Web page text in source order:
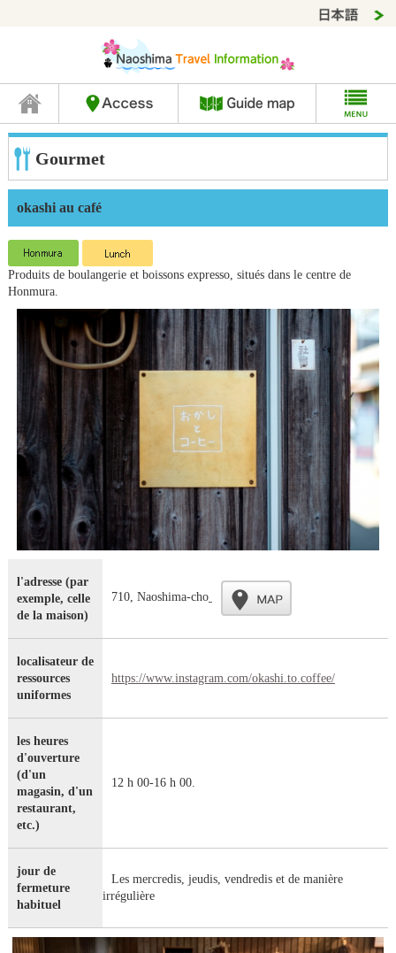
Gourmet
okashi au café
Produits de boulangerie et boissons expresso, situés dans le centre de
Honmura.
l'adresse (par
exemple, celle
de la maison)
710, Naoshima-cho
localisateur de
ressources
uniformes
https://www.instagram.com/okashi.to.coffee/
les heures
d'ouverture
(d'un
magasin, d'un
restaurant,
etc.)
12 h 00-16 h 00.
jour de
fermeture
habituel
Les mercredis, jeudis, vendredis et de manière
irrégulière